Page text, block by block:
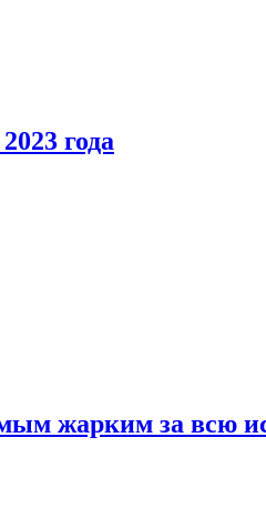
года
жарким за всю